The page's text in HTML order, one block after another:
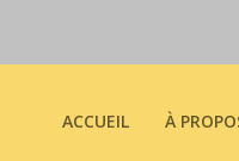
ACCUEIL À